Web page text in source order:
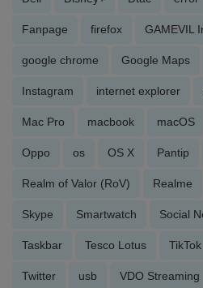
Fanpage firefox GAMEVIL
google chrome Google Maps
Instagram internet explorer
Mac Pro macbook macOS
Oppo os OS X Pantip
Realm of Valor (RoV) Realme
Skype Smartwatch Social
Taskbar Tesco Lotus TikTok
Twitter usb VDO Streaming